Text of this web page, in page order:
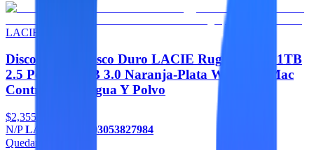
LACIE
Discos Duros Disco Duro LACIE Rugged Mini 1TB
2.5 Portatil USB 3.0 Naranja-Plata Windows Mac
Contragolpes Agua Y Polvo
$2,355
N/PLAC301558,093053827984
Quedan 5